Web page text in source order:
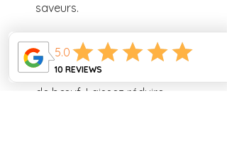
saveurs.
Versez un trait de cognac pour
déglacer, grattez bien le fond de
la poêle, puis ajoutez le bouillon
de bœuf. Laissez réduire